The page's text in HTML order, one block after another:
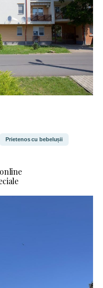
Prietenos cu bebelușii